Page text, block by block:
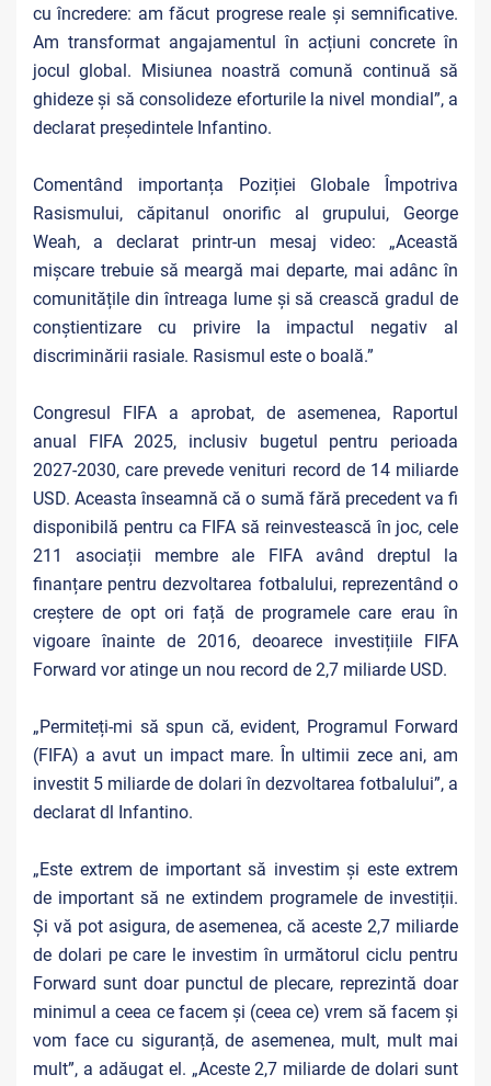
cu încredere: am făcut progrese reale și semnificative.
Am transformat angajamentul în acțiuni concrete în
jocul global. Misiunea noastră comună continuă să
ghideze și să consolideze eforturile la nivel mondial”, a
declarat președintele Infantino.
Comentând importanța Poziției Globale Împotriva
Rasismului, căpitanul onorific al grupului, George
Weah, a declarat printr-un mesaj video: „Această
mișcare trebuie să meargă mai departe, mai adânc în
comunitățile din întreaga lume și să crească gradul de
conștientizare cu privire la impactul negativ al
discriminării rasiale. Rasismul este o boală.”
Congresul FIFA a aprobat, de asemenea, Raportul
anual FIFA 2025, inclusiv bugetul pentru perioada
2027-2030, care prevede venituri record de 14 miliarde
USD. Aceasta înseamnă că o sumă fără precedent va fi
disponibilă pentru ca FIFA să reinvestească în joc, cele
211 asociații membre ale FIFA având dreptul la
finanțare pentru dezvoltarea fotbalului, reprezentând o
creștere de opt ori față de programele care erau în
vigoare înainte de 2016, deoarece investițiile FIFA
Forward vor atinge un nou record de 2,7 miliarde USD.
„Permiteți-mi să spun că, evident, Programul Forward
(FIFA) a avut un impact mare. În ultimii zece ani, am
investit 5 miliarde de dolari în dezvoltarea fotbalului”, a
declarat dl Infantino.
„Este extrem de important să investim și este extrem
de important să ne extindem programele de investiții.
Și vă pot asigura, de asemenea, că aceste 2,7 miliarde
de dolari pe care le investim în următorul ciclu pentru
Forward sunt doar punctul de plecare, reprezintă doar
minimul a ceea ce facem și (ceea ce) vrem să facem și
vom face cu siguranță, de asemenea, mult, mult mai
mult”, a adăugat el. „Aceste 2,7 miliarde de dolari sunt